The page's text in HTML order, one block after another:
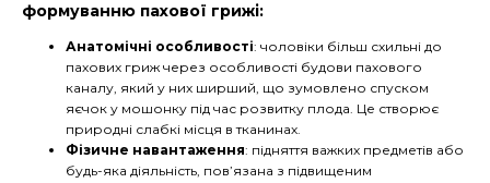
формуванню пахової грижі:
Анатомічні особливості: чоловіки більш схильні до
пахових гриж через особливості будови пахового
каналу, який у них ширший, що зумовлено спуском
яєчок у мошонку під час розвитку плода. Це створює
природні слабкі місця в тканинах.
Фізичне навантаження: підняття важких предметів або
будь-яка діяльність, пов’язана з підвищеним